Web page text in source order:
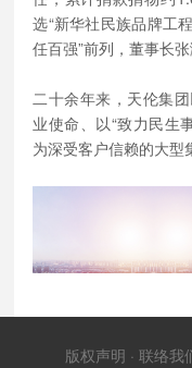
选“新华社民族品牌工
任百强”前列，董事长
二十余年来，天伦集
业使命、以“致力民生
为深受客户信赖的大型
版权声明 · 联络我